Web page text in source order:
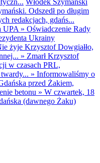
Włodek Szymański
Odszedł po długim
redakcjach, gdańs...
UPA » Oświadczenie Rady
Ukrainy
żyje Krzysztof Dowgiałło,
» Zmarł Krzysztof
w czasach PRL,
» Informowaliśmy o
przed Żakiem,
betonu » W czwartek, 18
(dawnego Żaku)